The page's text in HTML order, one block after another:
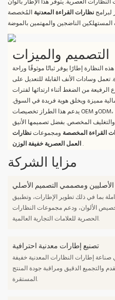
العصرية. يتوفر هذا الإطار بألوان
لبرامج نظارات القراءة المعدنية المُخصصة
التصميم والميزات
إطارًا يوفر ثباتًا موثوقًا وراحة
تعمل وسادات الأنف القابلة للتعديل على
الرفيعة من الضغط أثناء ارتدائها لفترات
مميزة ويخلق هوية فريدة في السوق.
يدعم هذا الطراز تخصيصات OEM وODM، بما في ذلك نقش الشعار، والتشطيبات
والتغليف المخصص. بفضل تصميمها الأنيق
القراءة المخصصة ومجموعاتنظارات
العمل العصرية خفيفة الوزن.
مزايا الشركة
ومصممي التصميم الأصلي
بما في ذلك تطوير الإطارات، وتطبيق
الألوان، ودعم مجموعات النظارات
الحصرية للعلامات التجارية العالمية.
تصنيع إطارات معدنية احترافية
صناعة إطارات النظارات المعدنية خفيفة
الدقيق ومراقبة جودة المنتج
المستقرة.